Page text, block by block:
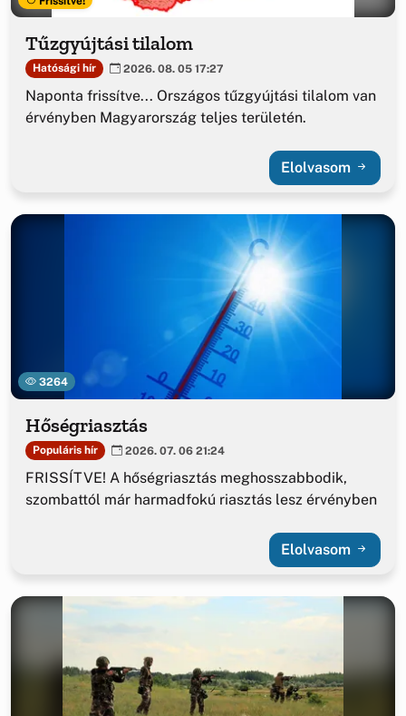
Tűzgyújtási tilalom
Hatósági hír 2026. 08. 05 17:27
Naponta frissítve... Országos tűzgyújtási tilalom van
érvényben Magyarország teljes területén.
Elolvasom
3264
Hőségriasztás
Populáris hír 2026. 07. 06 21:24
FRISSÍTVE! A hőségriasztás meghosszabbodik,
szombattól már harmadfokú riasztás lesz érvényben
Elolvasom